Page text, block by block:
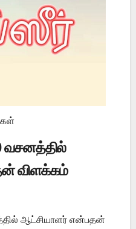
வசனத்தில்
விளக்கம்
ஆட்சியாளர் என்பதன்